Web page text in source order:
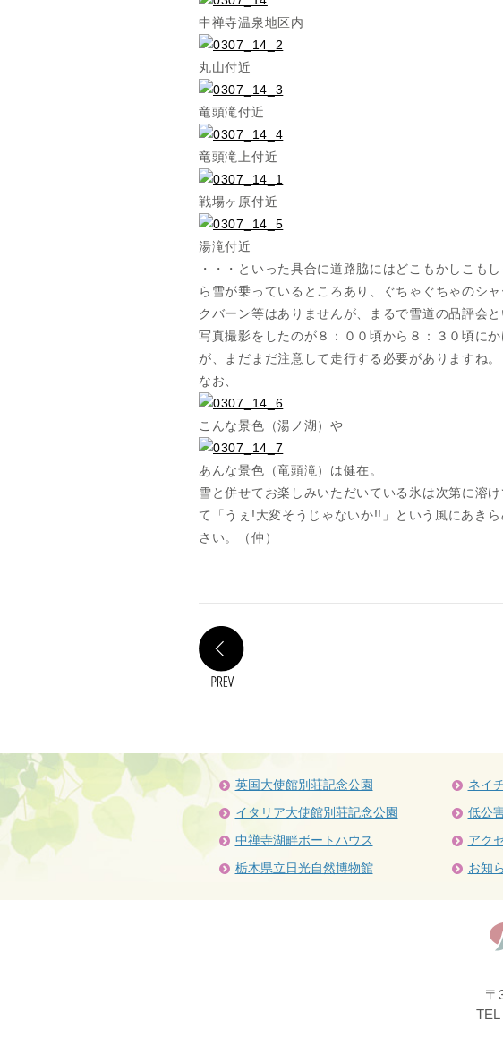
中禅寺温泉地区内
丸山付近
竜頭滝付近
竜頭滝上付近
戦場ヶ原付近
湯滝付近
・・・といった具合に道路脇にはどこもかしこも
ら雪が乗っているところあり、ぐちゃぐちゃのシ
クバーン等はありませんが、まるで雪道の品評会と
写真撮影をしたのが８：００頃から８：３０頃に
が、まだまだ注意して走行する必要がありますね。
なお、
こんな景色（湯ノ湖）や
あんな景色（竜頭滝）は健在。
雪と併せてお楽しみいただいている氷は次第に溶
て「うぇ!大変そうじゃないか!!」という風にあき
さい。（仲）
英国大使館別荘記念公園
イタリア大使館別荘記念公園
中禅寺湖畔ボートハウス
栃木県立日光自然博物館
ネイ
低公
アク
お知
〒